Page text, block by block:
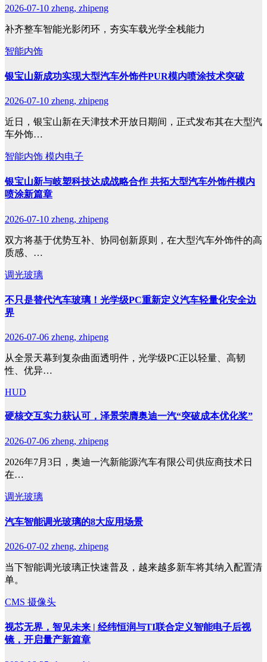
2026-07-10 zheng, zhipeng
补齐整车智能光影闭环，夯实车载光学全栈能力
智能内饰
银宝山新成功实现大型汽车外饰件PUR模内喷涂技术突破
2026-07-10 zheng, zhipeng
近日，银宝山新在天津技术开放日期间，正式发布其在大型汽
车外饰…
智能内饰 模内电子
银宝山新与岐塑科技达成战略合作 共拓大型汽车外饰件模内
喷涂新篇章
2026-07-10 zheng, zhipeng
双方将基于优势互补、协同创新原则，在大型汽车外饰件的高
质感、…
调光玻璃
不只是替代汽车玻璃！光学级PC重新定义汽车轻量化安全边
界
2026-07-06 zheng, zhipeng
从全景天幕到复杂曲面透明件，光学级PC正以轻量、高韧
性、优异…
HUD
硬核交互实力获认可，泽景荣膺奥迪一汽“突破成本优化奖”
2026-07-06 zheng, zhipeng
2026年7月3日，奥迪一汽新能源汽车有限公司供应商技术日
在…
调光玻璃
汽车智能调光玻璃的8大应用场景
2026-07-02 zheng, zhipeng
当下智能调光玻璃正快速普及，越来越多新车将其纳入配置清
单。
CMS 摄像头
视芯无界，智见未来 | 经纬恒润与TI联合定义智能电子后视
镜，开启量产新篇章